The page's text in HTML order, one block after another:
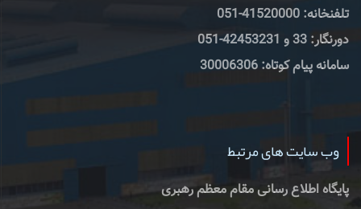
تلفنخانه: 41520000-051
دورنگار: 33 و 42453231-051
سامانه پیام کوتاه: 30006306
وب سایت های مرتبط
پایگاه اطلاع رسانی مقام معظم رهبری